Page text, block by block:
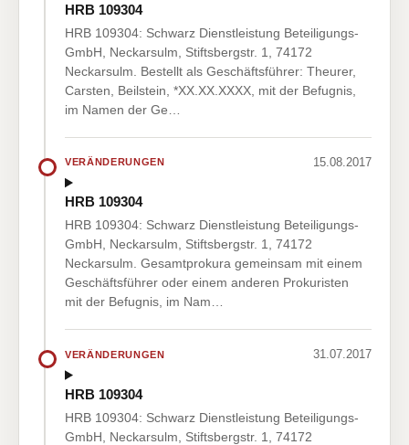
HRB 109304
HRB 109304: Schwarz Dienstleistung Beteiligungs-
GmbH, Neckarsulm, Stiftsbergstr. 1, 74172
Neckarsulm. Bestellt als Geschäftsführer: Theurer,
Carsten, Beilstein, *XX.XX.XXXX, mit der Befugnis,
im Namen der Ge…
VERÄNDERUNGEN 15.08.2017
HRB 109304
HRB 109304: Schwarz Dienstleistung Beteiligungs-
GmbH, Neckarsulm, Stiftsbergstr. 1, 74172
Neckarsulm. Gesamtprokura gemeinsam mit einem
Geschäftsführer oder einem anderen Prokuristen
mit der Befugnis, im Nam…
VERÄNDERUNGEN 31.07.2017
HRB 109304
HRB 109304: Schwarz Dienstleistung Beteiligungs-
GmbH, Neckarsulm, Stiftsbergstr. 1, 74172